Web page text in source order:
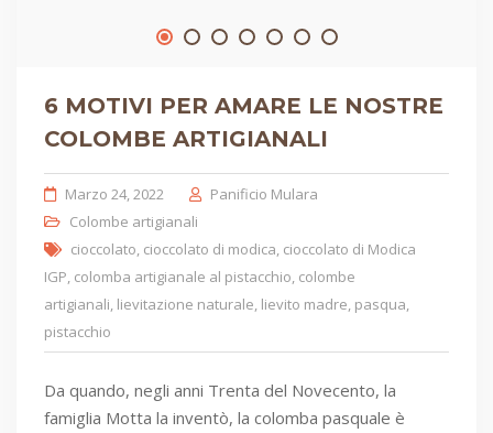
6 MOTIVI PER AMARE LE NOSTRE
COLOMBE ARTIGIANALI
Marzo 24, 2022
Panificio Mulara
Colombe artigianali
cioccolato, cioccolato di modica, cioccolato di Modica
IGP, colomba artigianale al pistacchio, colombe
artigianali, lievitazione naturale, lievito madre, pasqua,
pistacchio
Da quando, negli anni Trenta del Novecento, la
famiglia Motta la inventò, la colomba pasquale è